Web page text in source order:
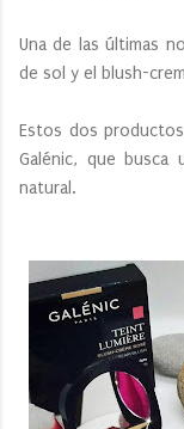
Una de las últimas
de sol y el blush-
Estos dos
Galénic, que
natural.